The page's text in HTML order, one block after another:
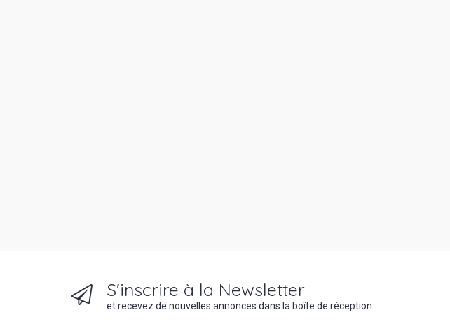
S'inscrire à la Newsletter
et recevez de nouvelles annonces dans la boîte de réception